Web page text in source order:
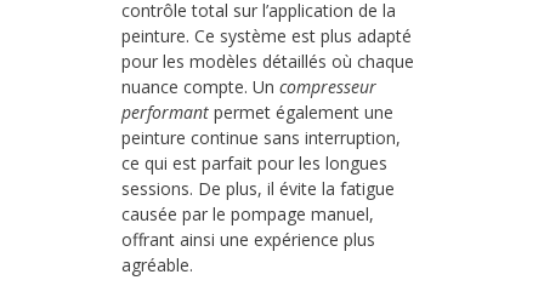
contrôle total sur l’application de la
peinture. Ce système est plus adapté
pour les modèles détaillés où chaque
nuance compte. Un compresseur
performant permet également une
peinture continue sans interruption,
ce qui est parfait pour les longues
sessions. De plus, il évite la fatigue
causée par le pompage manuel,
offrant ainsi une expérience plus
agréable.